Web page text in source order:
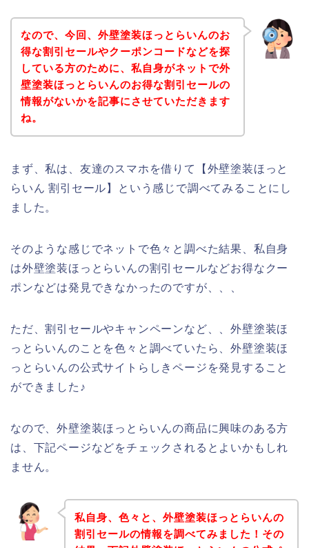
なので、今回、外壁塗装ほっとらいんのお
得な割引セールやクーポンコードなどを探
している方のために、私自身がネットで外
壁塗装ほっとらいんのお得な割引セールの
情報がないかを記事にさせていただきます
ね。
まず、私は、友達のスマホを借りて【外壁塗装ほっと
らいん 割引セール】という感じで調べてみることにし
ました。
そのような感じでネットで色々と調べた結果、私自身
は外壁塗装ほっとらいんの割引セールなどお得なクー
ポンなどは発見できなかったのですが、、、
ただ、割引セールやキャンペーンなど、、外壁塗装ほ
っとらいんのことを色々と調べていたら、外壁塗装ほ
っとらいんの公式サイトらしきページを発見すること
ができました♪
なので、外壁塗装ほっとらいんの商品に興味のある方
は、下記ページなどをチェックされるとよいかもしれ
ません。
私自身、色々と、外壁塗装ほっとらいんの
割引セールの情報を調べてみました！その